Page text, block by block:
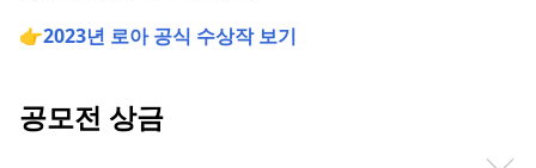
👉2023년 로아 공식 수상작 보기
공모전 상금